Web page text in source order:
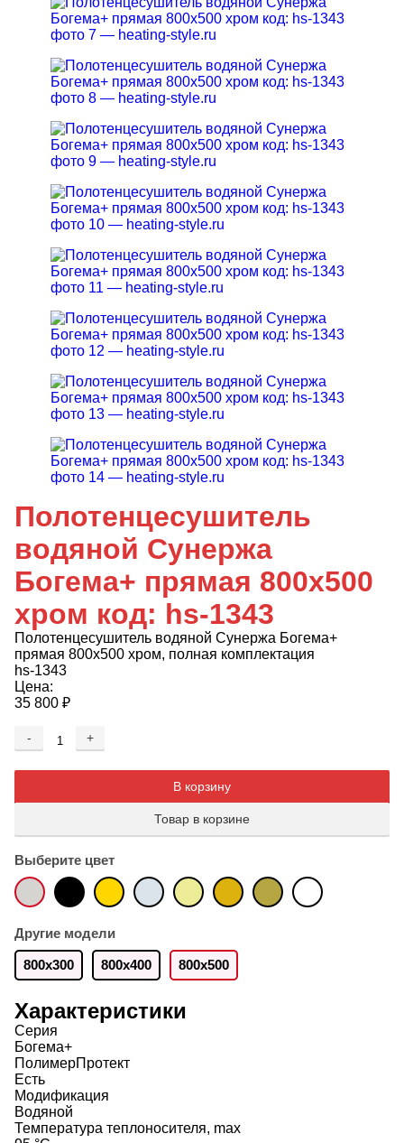
Полотенцесушитель
водяной Сунержа
Богема+ прямая 800x500
хром код: hs-1343
Полотенцесушитель водяной Сунержа Богема+
прямая 800x500 хром, полная комплектация
hs-1343
Цена:
35 800 ₽
-
+
В корзину
Товар в корзине
Выберите цвет
Другие модели
800х300 800x400 800x500
Характеристики
Серия
Богема+
ПолимерПротект
Есть
Модификация
Водяной
Температура теплоносителя, max